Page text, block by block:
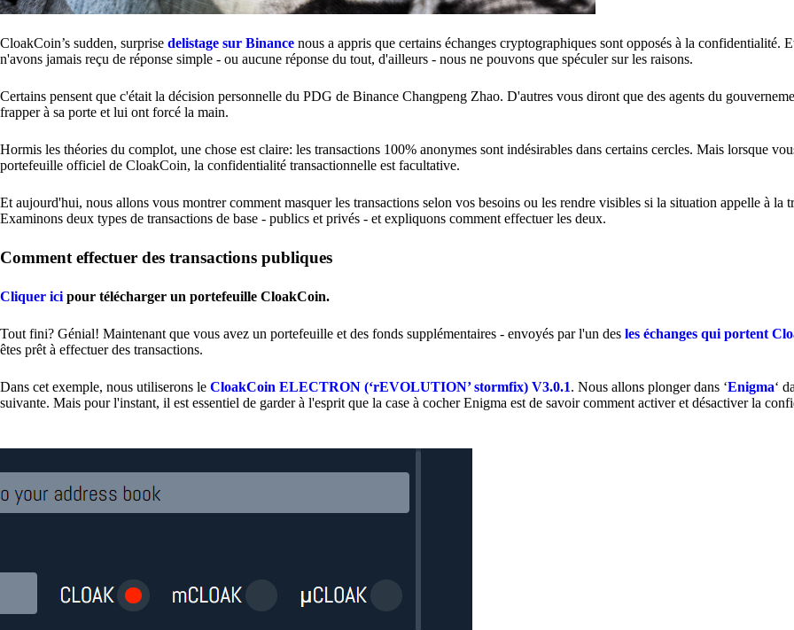
CloakCoin’s sudden, surprise delistage sur Binance nous a appris que certains échanges cryptographiques sont opposés à la confidentialité.
n'avons jamais reçu de réponse simple - ou aucune réponse du tout, d'ailleurs - nous ne pouvons que spéculer sur les raisons.
Certains pensent que c'était la décision personnelle du PDG de Binance Changpeng Zhao. D'autres vous diront que des agents du
frapper à sa porte et lui ont forcé la main.
Hormis les théories du complot, une chose est claire: les transactions 100% anonymes sont indésirables dans certains cercles. Mais lorsque
portefeuille officiel de CloakCoin, la confidentialité transactionnelle est facultative.
Et aujourd'hui, nous allons vous montrer comment masquer les transactions selon vos besoins ou les rendre visibles si la situation appelle à la
Examinons deux types de transactions de base - publics et privés - et expliquons comment effectuer les deux.
Comment effectuer des transactions publiques
Cliquer ici pour télécharger un portefeuille CloakCoin.
Tout fini? Génial! Maintenant que vous avez un portefeuille et des fonds supplémentaires - envoyés par l'un des les échanges qui portent
êtes prêt à effectuer des transactions.
Dans cet exemple, nous utiliserons le CloakCoin ELECTRON (‘rEVOLUTION’ stormfix) V3.0.1. Nous allons plonger dans ‘Enigma‘
suivante. Mais pour l'instant, il est essentiel de garder à l'esprit que la case à cocher Enigma est de savoir comment activer et désactiver la